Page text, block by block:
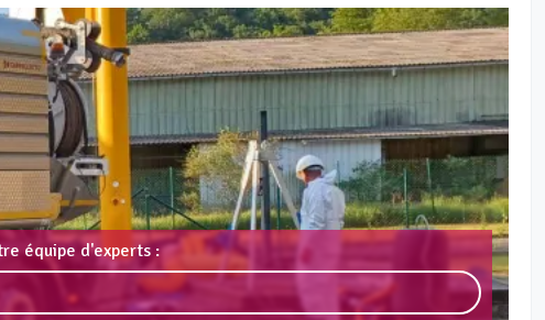
équipe d'experts :